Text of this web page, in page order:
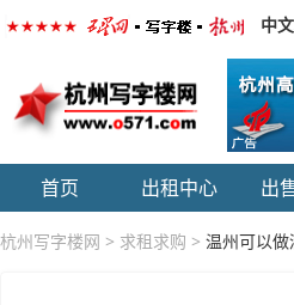
中
首页 出租中心 出
杭州写字楼网 > 求租求购 > 温州可以